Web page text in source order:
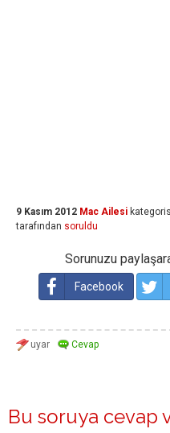
9 Kasım 2012 Mac Ailesi
tarafından soruldu
Sorunuzu
Facebook
Bu soruya cevap